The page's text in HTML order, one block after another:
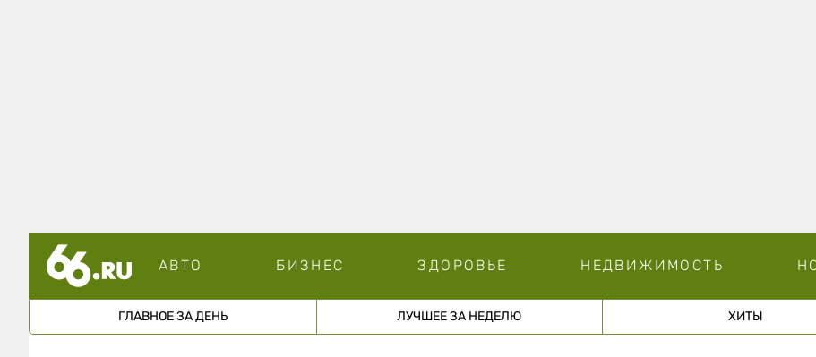
АВТО БИЗНЕС ЗДОРОВЬЕ НЕДВИЖИМОСТЬ
ГЛАВНОЕ ЗА ДЕНЬ ЛУЧШЕЕ ЗА НЕДЕЛЮ ХИТЫ